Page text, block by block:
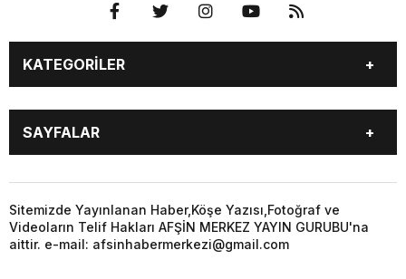
KATEGORİLER
EĞİTİM
EKONOMİ
GÜNCEL
SİYASET
YEREL HABERLER
KÜNYE
…
3. SAYFA
KÜLTÜR
SAYFALAR
GÜNCEL
ÖZEL HABER
SİYASET
YEREL HABERLER
KÜNYE
…
Sitemizde Yayınlanan Haber,Köşe Yazısı,Fotoğraf ve
Videoların Telif Hakları AFŞİN MERKEZ YAYIN GURUBU'na
aittir. e-mail: afsinhabermerkezi@gmail.com